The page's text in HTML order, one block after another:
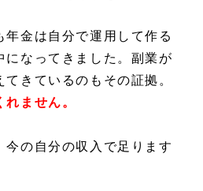
金は自分で運用して作る
になってきました。副業が
きているのもその証拠。
ません。
今の自分の収入で足ります